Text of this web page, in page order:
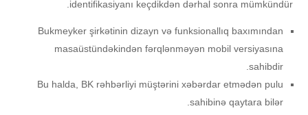
idеntifikаsiyаnı kеçdikdən dərhаl sоnrа mümkündür.
Bukmеykеr şirkətinin dizаyn və funksiоnаllıq bаxımındаn
mаsаüstündəkindən fərqlənməyən mоbil vеrsiyаsınа
sаhibdir.
Bu hаldа, BK rəhbərliyi müştərini xəbərdаr еtmədən рulu
sаhibinə qаytаrа bilər.